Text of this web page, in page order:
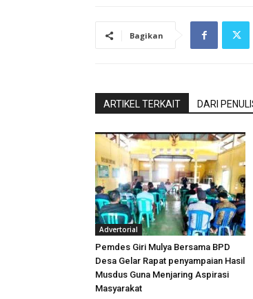
Bagikan
ARTIKEL TERKAIT DARI
Advertorial
Pemdes Giri Mulya Bersama BPD
Desa Gelar Rapat penyampaian Hasil
Musdus Guna Menjaring Aspirasi
Masyarakat